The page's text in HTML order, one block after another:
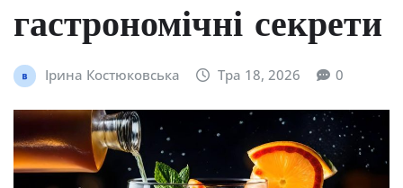
гастрономічні секрети
Ірина Костюковська Тра 18, 2026 0